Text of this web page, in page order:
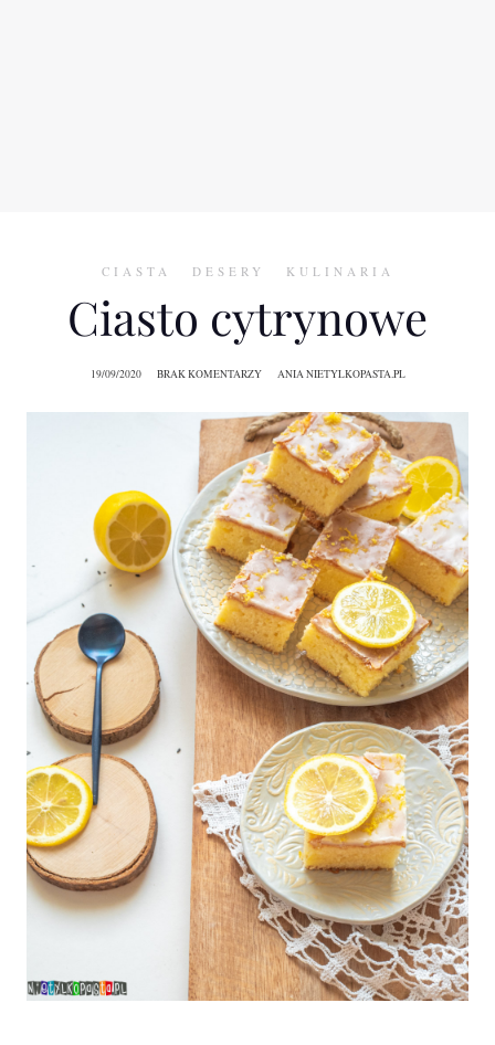
CIASTA DESERY KULINARIA
Ciasto cytrynowe
19/09/2020 BRAK KOMENTARZY ANIA NIETYLKOPASTA.PL